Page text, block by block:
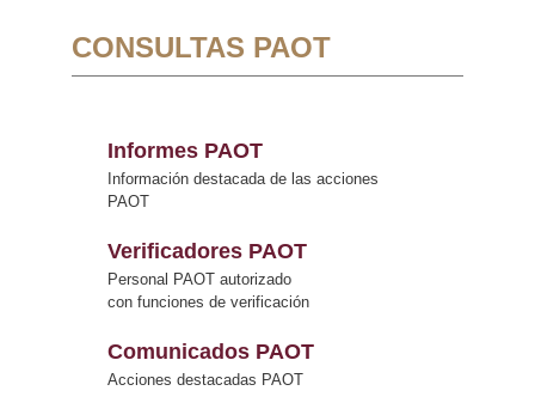
CONSULTAS PAOT
Informes PAOT
Información destacada de las acciones
PAOT
Verificadores PAOT
Personal PAOT autorizado
con funciones de verificación
Comunicados PAOT
Acciones destacadas PAOT